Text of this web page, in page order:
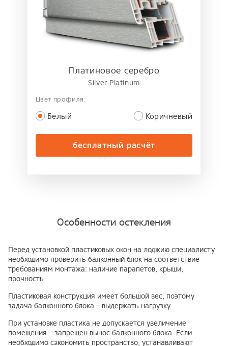
Платиновое серебро
Silver Platinum
Цвет профиля:
Белый Коричневый
бесплатный расчёт
Особенности остекления
Перед установкой пластиковых окон на лоджию специалисту
необходимо проверить балконный блок на соответствие
требованиям монтажа: наличие парапетов, крыши,
прочность.
Пластиковая конструкция имеет большой вес, поэтому
задача балконного блока – выдержать нагрузку.
При установке пластика не допускается увеличение
помещения – запрещен вынос балконного блока. Если
необходимо сэкономить пространство, устанавливают